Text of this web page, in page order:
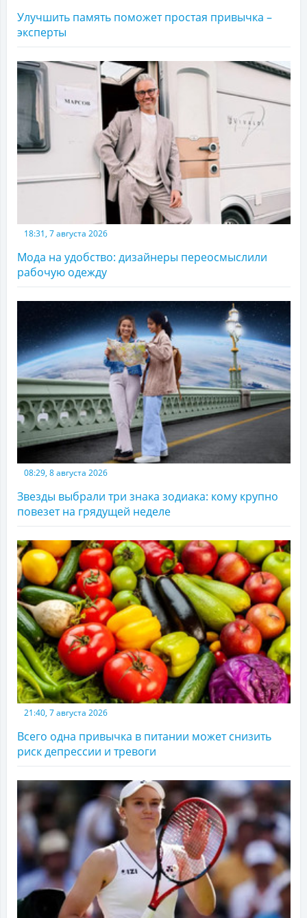
Улучшить память поможет простая привычка –
эксперты
18:31, 7 августа 2026
Мода на удобство: дизайнеры переосмыслили
рабочую одежду
08:29, 8 августа 2026
Звезды выбрали три знака зодиака: кому крупно
повезет на грядущей неделе
21:40, 7 августа 2026
Всего одна привычка в питании может снизить
риск депрессии и тревоги